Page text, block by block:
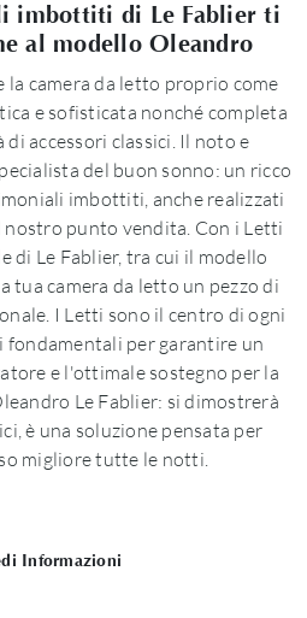
imbottiti di Le Fablier ti
al modello Oleandro
la camera da letto proprio come
e sofisticata nonché completa
accessori classici. Il noto e
del buon sonno: un ricco
imbottiti, anche realizzati
nostro punto vendita. Con i Letti
di Le Fablier, tra cui il modello
tua camera da letto un pezzo di
I Letti sono il centro di ogni
fondamentali per garantire un
e l'ottimale sostegno per la
Le Fablier: si dimostrerà
è una soluzione pensata per
migliore tutte le notti.
Informazioni